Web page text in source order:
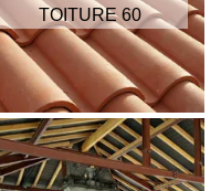
TOITURE 60